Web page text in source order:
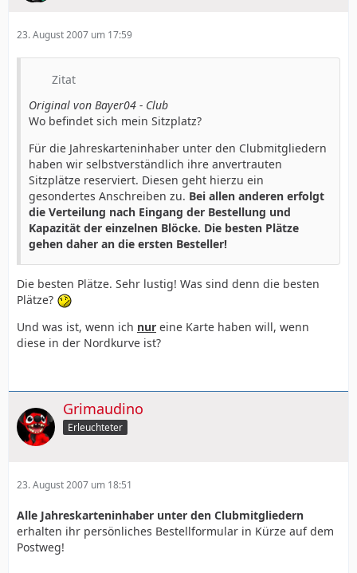
23. August 2007 um 17:59
Zitat
Original von Bayer04 - Club
Wo befindet sich mein Sitzplatz?
Für die Jahreskarteninhaber unter den Clubmitgliedern
haben wir selbstverständlich ihre anvertrauten
Sitzplätze reserviert. Diesen geht hierzu ein
gesondertes Anschreiben zu. Bei allen anderen erfolgt
die Verteilung nach Eingang der Bestellung und
Kapazität der einzelnen Blöcke. Die besten Plätze
gehen daher an die ersten Besteller!
Die besten Plätze. Sehr lustig! Was sind denn die besten
Plätze?
Und was ist, wenn ich nur eine Karte haben will, wenn
diese in der Nordkurve ist?
Grimaudino
Erleuchteter
23. August 2007 um 18:51
Alle Jahreskarteninhaber unter den Clubmitgliedern
erhalten ihr persönliches Bestellformular in Kürze auf dem
Postweg!